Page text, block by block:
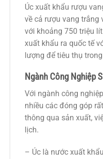
Úc xuất khẩu rượu
về cả rượu vang trắng
với khoảng 750 triệu
xuất khẩu ra quốc tế
lượng để tiêu thụ
Ngành Công Nghiệp
Với ngành công
nhiều các đóng góp
thông qua sản xuất,
lịch.
– Úc là nước xuất